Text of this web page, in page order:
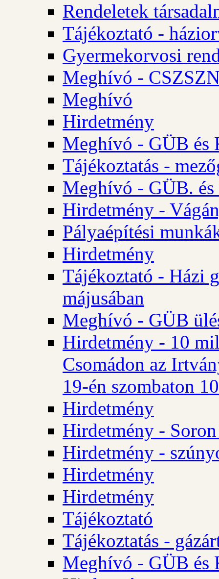
Rendeletek
Tájékoztató -
Gyermekorvosi
Meghívó -
Meghívó
Hirdetmény
Meghívó - GÜB és
Tájékoztatás -
Meghívó - GÜB.
Hirdetmény -
Pályaépítési
Hirdetmény
Tájékoztató - Házi
májusában
Meghívó - GÜB
Hirdetmény - 10
Csomádon az
19-én szombaton
Hirdetmény
Hirdetmény -
Hirdetmény -
Hirdetmény
Hirdetmény
Tájékoztató
Tájékoztatás -
Meghívó - GÜB és